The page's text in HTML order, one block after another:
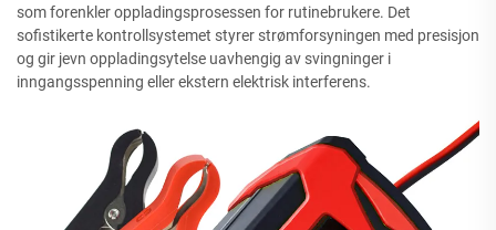
som forenkler oppladingsprosessen for rutinebrukere. Det
sofistikerte kontrollsystemet styrer strømforsyningen med presisjon
og gir jevn oppladingsytelse uavhengig av svingninger i
inngangsspenning eller ekstern elektrisk interferens.